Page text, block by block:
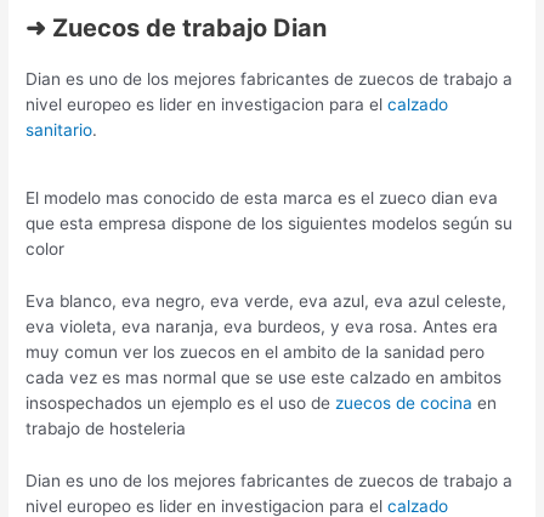
➜ Zuecos de trabajo Dian
Dian es uno de los mejores fabricantes de zuecos de trabajo a
nivel europeo es lider en investigacion para elcalzado
sanitario.
El modelo mas conocido de esta marca es el zueco dian eva
que esta empresa dispone de los siguientes modelos según su
color
Eva blanco, eva negro, eva verde, eva azul, eva azul celeste,
eva violeta, eva naranja, eva burdeos, y eva rosa. Antes era
muy comun ver los zuecos en el ambito de la sanidad pero
cada vez es mas normal que se use este calzado en ambitos
insospechados un ejemplo es el uso de zuecos de cocina en
trabajo de hosteleria
Dian es uno de los mejores fabricantes de zuecos de trabajo a
nivel europeo es lider en investigacion para elcalzado